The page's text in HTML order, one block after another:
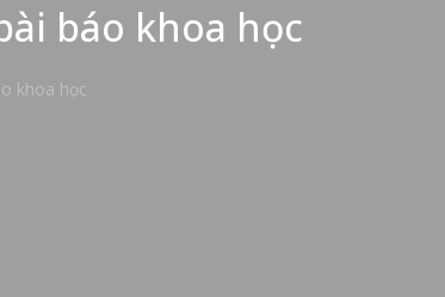
báo khoa học
khoa học